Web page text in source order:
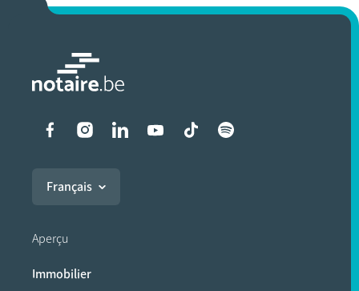
Liens vers les réseaux
Français
Aperçu
Immobilier